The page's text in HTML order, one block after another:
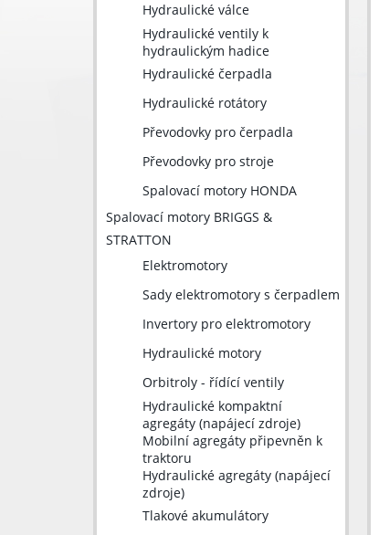
Hydraulické válce
Hydraulické ventily k
hydraulickým hadice
Hydraulické čerpadla
Hydraulické rotátory
Převodovky pro čerpadla
Převodovky pro stroje
Spalovací motory HONDA
Spalovací motory BRIGGS &
STRATTON
Elektromotory
Sady elektromotory s čerpadlem
Invertory pro elektromotory
Hydraulické motory
Orbitroly - řídící ventily
Hydraulické kompaktní
agregáty (napájecí zdroje)
Mobilní agregáty připevněn k
traktoru
Hydraulické agregáty (napájecí
zdroje)
Tlakové akumulátory